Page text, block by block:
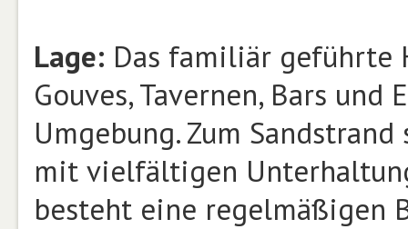
Lage: Das familiär
Gouves, Tavernen, Bars
Umgebung. Zum
mit vielfältigen
besteht eine regelmäßigen